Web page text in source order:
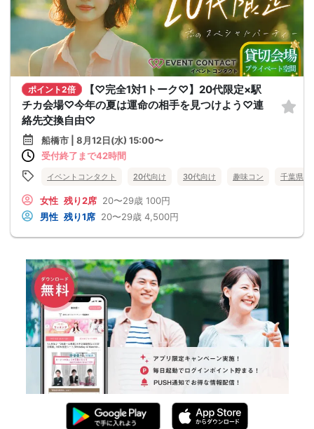
ポイント2倍
【♡完全1対1トーク♡】20代限定×駅
チカ会場♡今年の夏は運命の相手を見つけよう♡連
絡先交換自由♡
船橋市 | 8月12日(水) 15:00〜
受付終了まで42時間
イベントコンタクト 20代向け 30代向け 趣味コン 千葉県
女性 残り2席 20〜29歳 100円
男性 残り1席 20〜29歳 4,500円